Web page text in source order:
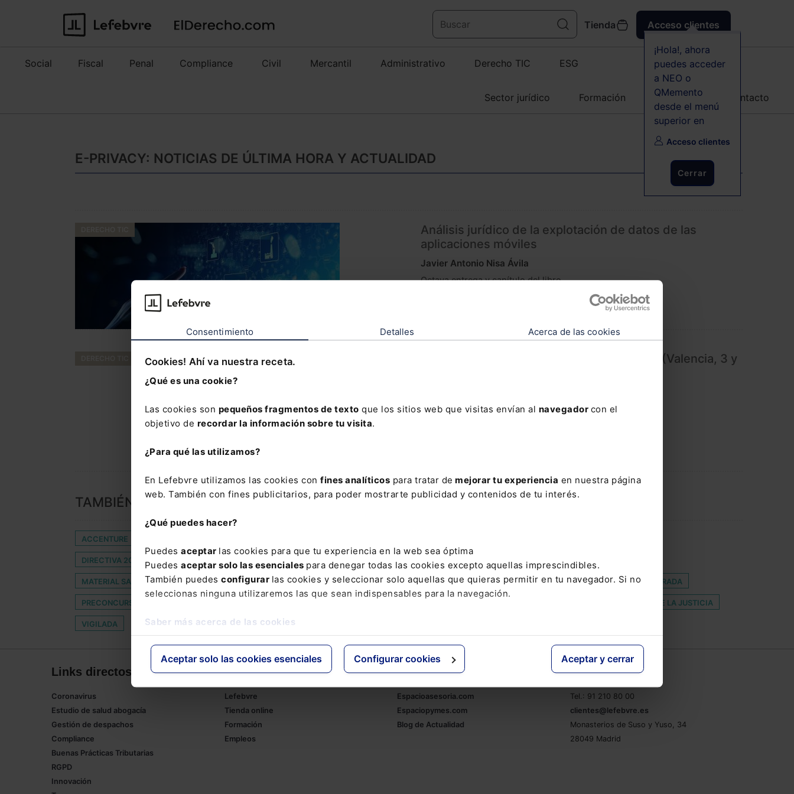
Consentimiento Detalles Acerca de las cookies
Cookies! Ahí va nuestra receta.
¿Qué es una cookie?
Las cookies son pequeños fragmentos de texto que los sitios web que visitas envían al navegador con el
objetivo de recordar la información sobre tu visita.
¿Para qué las utilizamos?
En Lefebvre utilizamos las cookies con fines analíticos para tratar de mejorar tu experiencia en nuestra página
web. También con fines publicitarios, para poder mostrarte publicidad y contenidos de tu interés.
¿Qué puedes hacer?
Puedes aceptar las cookies para que tu experiencia en la web sea óptima
Puedes aceptar solo las esenciales para denegar todas las cookies excepto aquellas imprescindibles.
También puedes configurar las cookies y seleccionar solo aquellas que quieras permitir en tu navegador. Si no
seleccionas ninguna utilizaremos las que sean indispensables para la navegación.
Saber más acerca de las cookies
Aceptar solo las cookies esenciales Configurar cookies Aceptar y cerrar
Tienda Acceso clientes
¡Hola!, ahora
puedes acceder
a NEO o
QMemento
desde el menú
superior en
Acceso clientes
Cerrar
Social Fiscal Penal Compliance Civil Mercantil Administrativo Derecho TIC ESG
Sector jurídico Formación Agenda Contacto
E-PRIVACY: NOTICIAS DE ÚLTIMA HORA Y ACTUALIDAD
Análisis jurídico de la explotación de datos de las
aplicaciones móviles
Javier Antonio Nisa Ávila
Octava entrega y capítulo del libro
VII Congreso Nacional de Privacidad APEP (Valencia, 3 y
Leer artículo
TAMBIÉN TE PUEDE INTERESAR
ACCENTURE
DIRECTIVA 2003/88 DISRUPCIÓN TECNOLÓGICA HERENCIA DE VIVIENDA INFORMADO LABOR10
MATERIAL SANITARIO MEDIDAS DE RESPUESTA A LA GUERRA DE UCRANIA MOREU MUNDO OBSERVACION PERMISO RETRIBUIDO PRADA
PRECONCURSAL TRANSFORMACIÓN DE LA JUSTICIA
VIGILADA
Links directos
Coronavirus
Estudio de salud abogacía
Gestión de despachos
Compliance
Buenas Prácticas Tributarias
RGPD
Innovación
Corporativo
Lefebvre
Tienda online
Formación
Empleos
Otras webs de Lefebvre
Espacioasesoria.com
Espaciopymes.com
Blog de Actualidad
Contacto
Tel.: 91 210 80 00
clientes@lefebvre.es
Monasterios de Suso y Yuso, 34
28049 Madrid